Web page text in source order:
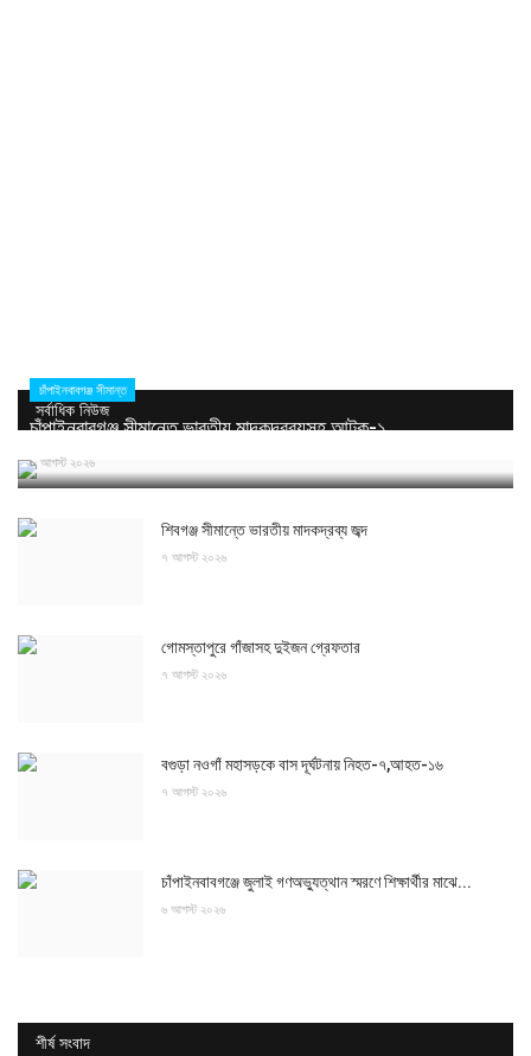
সর্বাধিক নিউজ
চাঁপাইনবাবগঞ্জ সীমান্ত
চাঁপাইনবাবগঞ্জ সীমান্তে ভারতীয় মাদকদ্রব্যসহ আটক-১
৮ আগস্ট ২০২৬
শিবগঞ্জ সীমান্তে ভারতীয় মাদকদ্রব্য জব্দ
৭ আগস্ট ২০২৬
গোমস্তাপুরে গাঁজাসহ দুইজন গ্রেফতার
৭ আগস্ট ২০২৬
বগুড়া নওগাঁ মহাসড়কে বাস দূর্ঘটনায় নিহত-৭,আহত-১৬
৭ আগস্ট ২০২৬
চাঁপাইনবাবগঞ্জে জুলাই গণঅভ্যুত্থান স্মরণে শিক্ষার্থীর মাঝে...
৬ আগস্ট ২০২৬
শীর্ষ সংবাদ